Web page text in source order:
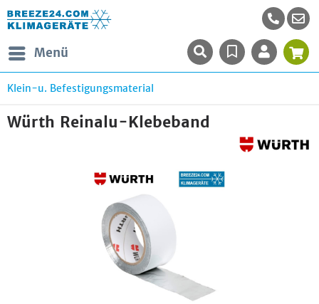
Menü
Klein-u. Befestigungsmaterial
Würth Reinalu-Klebeband